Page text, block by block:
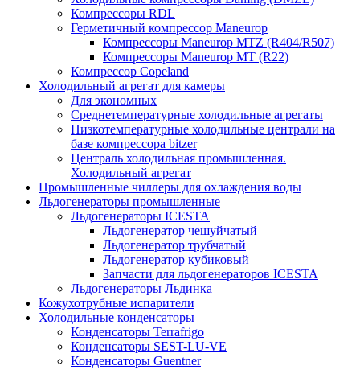
Компрессоры RDL
Герметичный компрессор Maneurop
Компрессоры Maneurop MTZ (R404/R507)
Компрессоры Maneurop MT (R22)
Компрессор Copeland
Холодильный агрегат для камеры
Для экономных
Среднетемпературные холодильные агрегаты
Низкотемпературные холодильные централи на
базе компрессора bitzer
Централь холодильная промышленная.
Холодильный агрегат
Промышленные чиллеры для охлаждения воды
Льдогенераторы промышленные
Льдогенераторы ICESTA
Льдогенератор чешуйчатый
Льдогенератор трубчатый
Льдогенератор кубиковый
Запчасти для льдогенераторов ICESTA
Льдогенераторы Льдинка
Кожухотрубные испарители
Холодильные конденсаторы
Конденсаторы Terrafrigo
Конденсаторы SEST-LU-VE
Конденсаторы Guentner